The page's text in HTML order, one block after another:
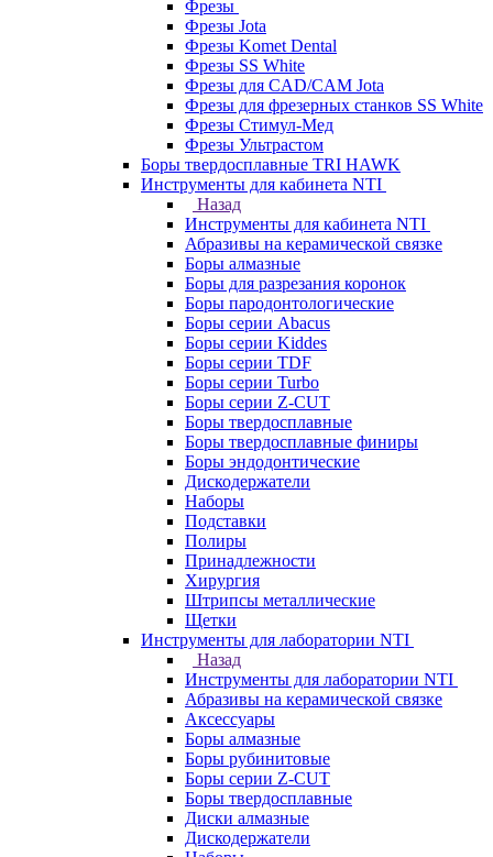
Фрезы
Фрезы Jota
Фрезы Komet Dental
Фрезы SS White
Фрезы для CAD/CAM Jota
Фрезы для фрезерных станков SS White
Фрезы Стимул-Мед
Фрезы Ультрастом
Боры твердосплавные TRI HAWK
Инструменты для кабинета NTI
Назад
Инструменты для кабинета NTI
Абразивы на керамической связке
Боры алмазные
Боры для разрезания коронок
Боры пародонтологические
Боры серии Abacus
Боры серии Kiddes
Боры серии TDF
Боры серии Turbo
Боры серии Z-CUT
Боры твердосплавные
Боры твердосплавные финиры
Боры эндодонтические
Дискодержатели
Наборы
Подставки
Полиры
Принадлежности
Хирургия
Штрипсы металлические
Щетки
Инструменты для лаборатории NTI
Назад
Инструменты для лаборатории NTI
Абразивы на керамической связке
Аксессуары
Боры алмазные
Боры рубинитовые
Боры серии Z-CUT
Боры твердосплавные
Диски алмазные
Дискодержатели